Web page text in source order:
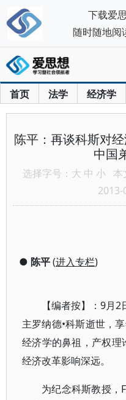
首页 法学 经济学
陈平：再谈科斯对
中国
选择字号： 大 中 小 本
2013-
● 陈平(进入专栏)
【编者按】：9月
主罗纳德•科斯逝世，
经济学的鼻祖，产权理
经济改革影响深远。
为纪念科斯教授，
下载爱
随时随地阅